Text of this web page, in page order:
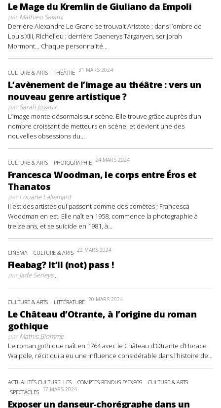
Le Mage du Kremlin de Giuliano da Empoli
parMathieu Salami
Derrière Alexandre Le Grand se trouvait Aristote ; dans l’ombre de
Louis XIII, Richelieu ; derrière Daenerys Targaryen, ser Jorah
Mormont… Chaque personnalité...
CULTURE & ARTS THÉÂTRE 31 MARS 2024
L’avènement de l’image au théâtre : vers un
nouveau genre artistique ?
parSarah Joyaux
L’image monte désormais sur scène. Elle trouve grâce auprès d’un
nombre croissant de metteurs en scène, et devient une des
nouvelles obsessions du...
CULTURE & ARTS PHOTOGRAPHIE 24 MARS 2024
Francesca Woodman, le corps entre Éros et
Thanatos
parLouane Lallemant
Il est des artistes qui passent comme des comètes ; Francesca
Woodman en est. Elle naît en 1958, commence la photographie à
treize ans, et se suicide en 1981, à...
CINÉMA CULTURE & ARTS 22 MARS 2024
Fleabag? It’ll (not) pass !
parJade Serieys...
CULTURE & ARTS LITTÉRATURE 20 MARS 2024
Le Château d’Otrante, à l’origine du roman
gothique
parMathis Blomme
Le roman gothique naît en 1764 avec le Château d’Otrante d’Horace
Walpole, récit qui a eu une influence considérable dans l’histoire de...
ACTUALITÉS CULTURELLES COMPTES RENDUS D'EXPOS
CULTURE & ARTS
SPECTACLES 17 MARS 2024
Exposer un danseur-chorégraphe dans un